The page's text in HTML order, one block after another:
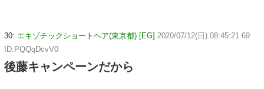
30: エキゾチックショートヘア(東京都) [EG] 2020/07/12(日) 08:45:21.69
ID:PQQqDcvV0
後藤キャンペーンだから